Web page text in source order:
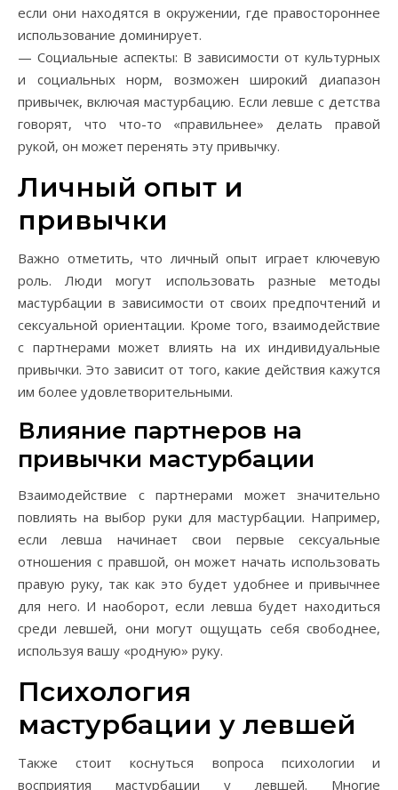
если они находятся в окружении, где правостороннее
использование доминирует.
— Социальные аспекты: В зависимости от культурных
и социальных норм, возможен широкий диапазон
привычек, включая мастурбацию. Если левше с детства
говорят, что что-то «правильнее» делать правой
рукой, он может перенять эту привычку.
Личный опыт и
привычки
Важно отметить, что личный опыт играет ключевую
роль. Люди могут использовать разные методы
мастурбации в зависимости от своих предпочтений и
сексуальной ориентации. Кроме того, взаимодействие
с партнерами может влиять на их индивидуальные
привычки. Это зависит от того, какие действия кажутся
им более удовлетворительными.
Влияние партнеров на
привычки мастурбации
Взаимодействие с партнерами может значительно
повлиять на выбор руки для мастурбации. Например,
если левша начинает свои первые сексуальные
отношения с правшой, он может начать использовать
правую руку, так как это будет удобнее и привычнее
для него. И наоборот, если левша будет находиться
среди левшей, они могут ощущать себя свободнее,
используя вашу «родную» руку.
Психология
мастурбации у левшей
Также стоит коснуться вопроса психологии и
восприятия мастурбации у левшей. Многие